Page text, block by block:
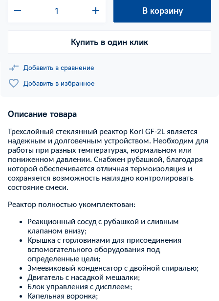
В корзину
Купить в один клик
Добавить в сравнение
Добавить в избранное
Описание товара
Трехслойный стеклянный реактор Kori GF-2L является
надежным и долговечным устройством. Необходим для
работы при разных температурах, нормальном или
пониженном давлении. Снабжен рубашкой, благодаря
которой обеспечивается отличная термоизоляция и
сохраняется возможность наглядно контролировать
состояние смеси.
Реактор полностью укомплектован:
Реакционный сосуд с рубашкой и сливным
клапаном внизу;
Крышка с горловинами для присоединения
вспомогательного оборудования под
определенные цели;
Змеевиковый конденсатор с двойной спиралью;
Двигатель с насадкой мешалки;
Блок управления с дисплеем;
Капельная воронка;